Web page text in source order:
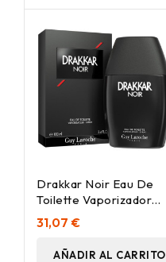
Drakkar Noir Eau De
Toilette Vaporizador
100 Ml
31,07 €
AÑADIR AL CARRITO